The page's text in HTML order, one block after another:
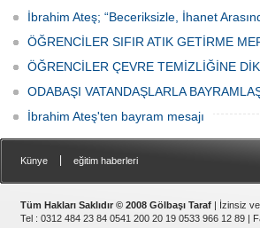
İbrahim Ateş; “Beceriksizle, İhanet
ÖĞRENCİLER SIFIR ATIK GETİRME
ÖĞRENCİLER ÇEVRE TEMİZLİĞİNE
ODABAŞI VATANDAŞLARLA
İbrahim Ateş'ten bayram mesajı
Künye eğitim haberleri
Tüm Hakları Saklıdır © 2008 Gölbaşı Taraf | İzinsiz
Tel : 0312 484 23 84 0541 200 20 19 0533 966 12 89 |